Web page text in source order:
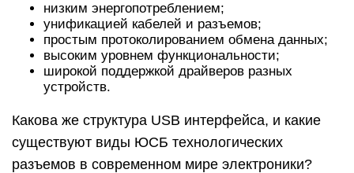
низким энергопотреблением;
унификацией кабелей и разъемов;
простым протоколированием обмена данных;
высоким уровнем функциональности;
широкой поддержкой драйверов разных
устройств.
Какова же структура USB интерфейса, и какие
существуют виды ЮСБ технологических
разъемов в современном мире электроники?